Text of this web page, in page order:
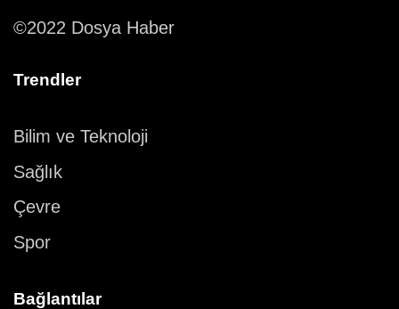
©2022 Dosya Haber
Trendler
Bilim ve Teknoloji
Sağlık
Çevre
Spor
Bağlantılar